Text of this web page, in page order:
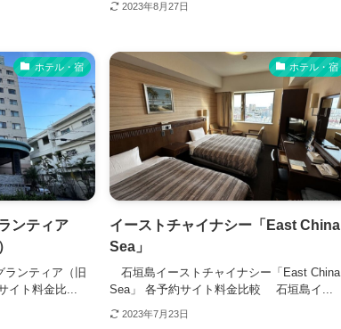
2023年8月27日
ホテル・宿
ンティア
ンティア（旧
イト料金比...
ホテル・宿
イーストチャイナシー「East China
Sea」
石垣島イーストチャイナシー「East China
Sea」 各予約サイト料金比較 石垣島イ...
2023年7月23日